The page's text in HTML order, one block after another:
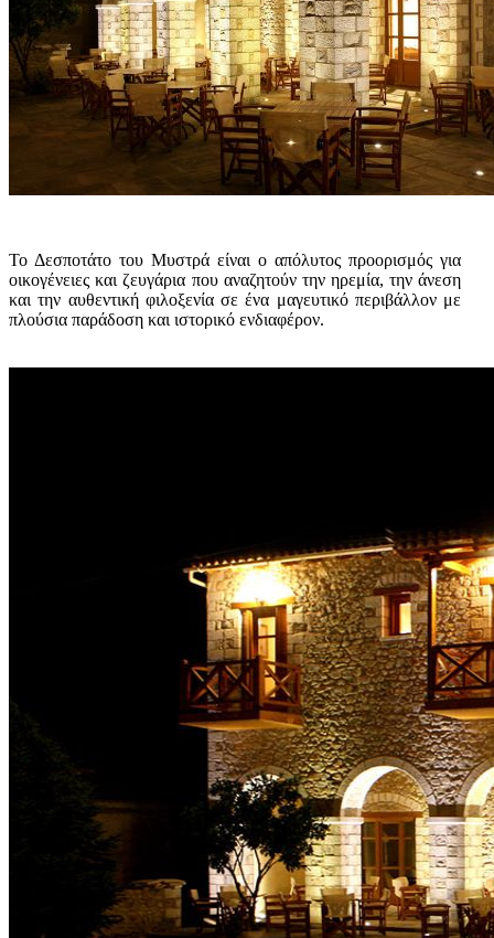
Το Δεσποτάτο του Μυστρά είναι ο απόλυτος προορισμός για
οικογένειες και ζευγάρια που αναζητούν την ηρεμία, την άνεση
και την αυθεντική φιλοξενία σε ένα μαγευτικό περιβάλλον με
πλούσια παράδοση και ιστορικό ενδιαφέρον.